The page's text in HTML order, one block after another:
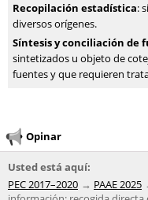
Recopilación estadística:
diversos orígenes.
Síntesis y conciliación de
sintetizados u objeto de
fuentes y que requieren
Opinar
Usted está aquí:
PEC 2017–2020
PAAE 2025